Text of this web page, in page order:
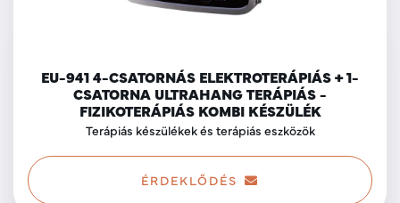
EU-941 4-CSATORNÁS ELEKTROTERÁPIÁS + 1-
CSATORNA ULTRAHANG TERÁPIÁS -
FIZIKOTERÁPIÁS KOMBI KÉSZÜLÉK
Terápiás készülékek és terápiás eszközök
ÉRDEKLŐDÉS